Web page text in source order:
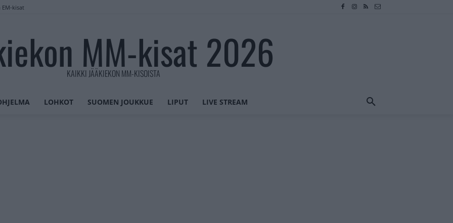
EM-kisat
MM-kisat 2026
KAIKKI JÄÄKIEKON MM-KISOISTA
LOHKOT SUOMEN JOUKKUE LIPUT LIVE STREAM